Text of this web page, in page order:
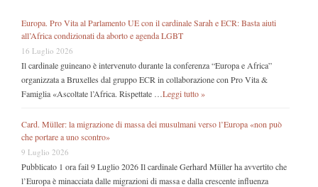
Europa. Pro Vita al Parlamento UE con il cardinale Sarah e ECR: Basta aiuti
all’Africa condizionati da aborto e agenda LGBT
16 Luglio 2026
Il cardinale guineano è intervenuto durante la conferenza “Europa e Africa”
organizzata a Bruxelles dal gruppo ECR in collaborazione con Pro Vita &
Famiglia «Ascoltate l’Africa. Rispettate … Leggi tutto »
Card. Müller: la migrazione di massa dei musulmani verso l’Europa «non può
che portare a uno scontro»
9 Luglio 2026
Pubblicato 1 ora fail 9 Luglio 2026 Il cardinale Gerhard Müller ha avvertito che
l’Europa è minacciata dalle migrazioni di massa e dalla crescente influenza